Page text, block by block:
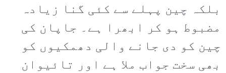
بلکہ چین پہلے سے کئی گنا زیادہ
مضبوط ہو کر ابھرا ہے۔ جاپان کی
چین کو دی جانے والی دھمکیوں کو
بھی سخت جواب ملا ہے اور تائیوان